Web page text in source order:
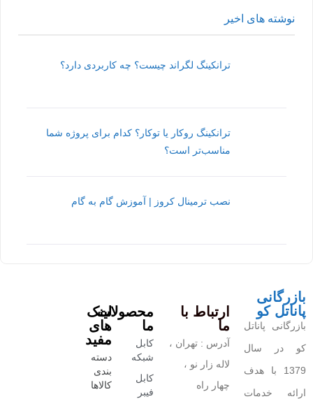
نوشته های اخیر
ترانکینگ لگراند چیست؟ چه کاربردی دارد؟
ترانکینگ روکار یا توکار؟ کدام برای پروژه شما
مناسب‌تر است؟
نصب ترمینال کروز | آموزش گام به گام
بازرگانی
پاناتل کو
بازرگانی پاناتل
کو در سال
1379 با هدف
ارائه خدمات
ارتباط با
ما
آدرس : تهران ،
لاله زار نو ،
چهار راه
محصولات
ما
کابل
شبکه
کابل
فیبر
لینک
های
مفید
دسته
بندی
کالاها